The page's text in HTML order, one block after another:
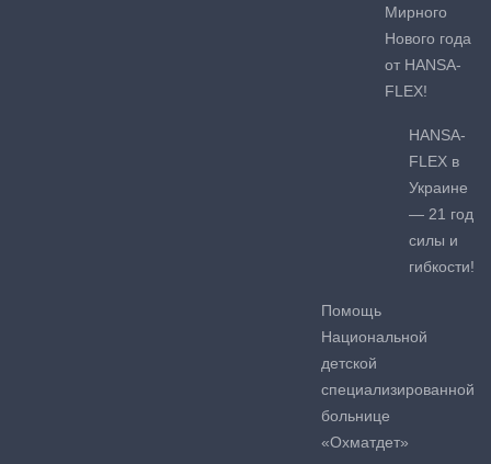
Мирного
Нового года
от HANSA-
FLEX!
HANSA-
FLEX в
Украине
— 21 год
силы и
гибкости!
Помощь
Национальной
детской
специализированной
больнице
«Охматдет»